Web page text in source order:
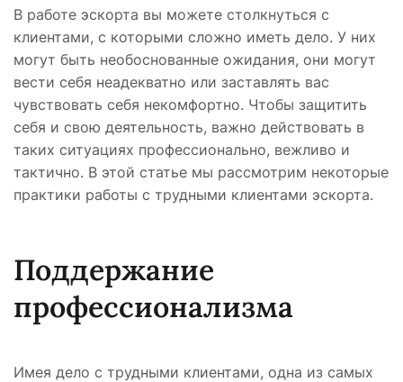
В работе эскорта вы можете столкнуться с
клиентами, с которыми сложно иметь дело. У них
могут быть необоснованные ожидания, они могут
вести себя неадекватно или заставлять вас
чувствовать себя некомфортно. Чтобы защитить
себя и свою деятельность, важно действовать в
таких ситуациях профессионально, вежливо и
тактично. В этой статье мы рассмотрим некоторые
практики работы с трудными клиентами эскорта.
Поддержание
профессионализма
Имея дело с трудными клиентами, одна из самых